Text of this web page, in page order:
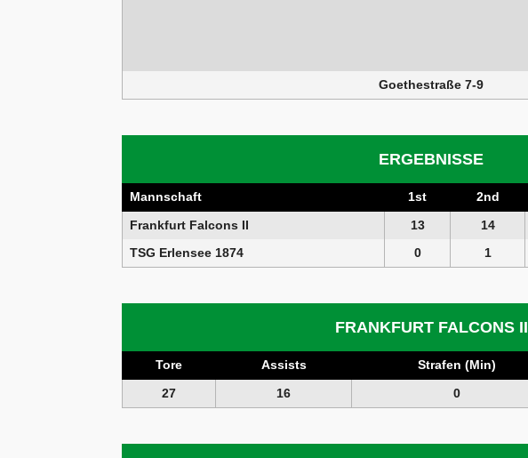
Goethestraße 7-9
ERGEBNISSE
Mannschaft 1st 2nd
Frankfurt Falcons II
13 14
TSG Erlensee 1874
0 1
FRANKFURT FALCONS II
Tore Assists Strafen (Min)
27
16 0